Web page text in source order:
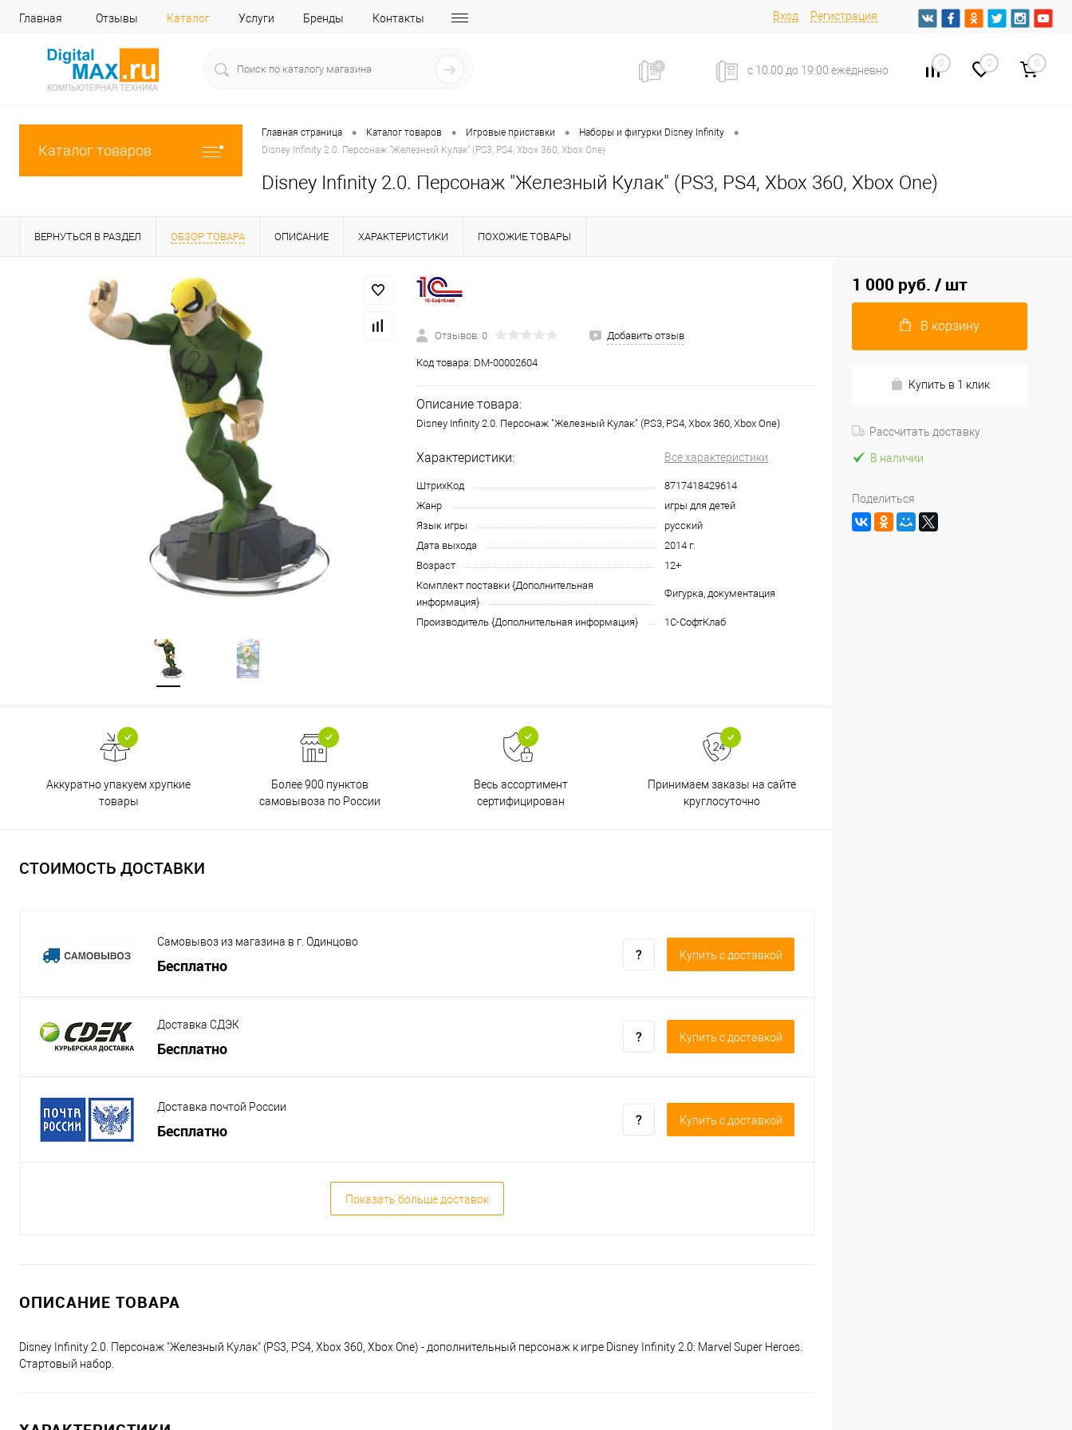
Главная Отзывы Каталог Услуги Бренды Контакты Вход Регистрация
с 10.00 до 19:00 ежедневно
0 0 0
Каталог товаров
Главная страница • Каталог товаров • Игровые приставки • Наборы и фигурки Disney Infinity •
Disney Infinity 2.0. Персонаж "Железный Кулак" (PS3, PS4, Xbox 360, Xbox One)
Disney Infinity 2.0. Персонаж "Железный Кулак" (PS3, PS4, Xbox 360, Xbox One)
ВЕРНУТЬСЯ В РАЗДЕЛ ОБЗОР ТОВАРА ОПИСАНИЕ ХАРАКТЕРИСТИКИ ПОХОЖИЕ ТОВАРЫ
Отзывов: 0 Добавить отзыв
Код товара: DM-00002604
Описание товара:
Disney Infinity 2.0. Персонаж "Железный Кулак" (PS3, PS4, Xbox 360, Xbox One)
Характеристики: Все характеристики
ШтрихКод
8717418429614
Жанр
игры для детей
Язык игры
русский
Дата выхода
2014 г.
Возраст
12+
Комплект поставки {Дополнительная
информация}
Фигурка, документация
Производитель {Дополнительная информация} 1С-СофтКлаб
Аккуратно упакуем хрупкие
товары
Более 900 пунктов
самовывоза по России
Весь ассортимент
сертифицирован
Принимаем заказы на сайте
круглосуточно
СТОИМОСТЬ ДОСТАВКИ
Самовывоз из магазина в г. Одинцово
Бесплатно
Купить c доставкой
Доставка СДЭК
Бесплатно
Купить c доставкой
Доставка почтой России
Бесплатно
Купить c доставкой
Показать больше доставок
ОПИСАНИЕ ТОВАРА
Disney Infinity 2.0. Персонаж "Железный Кулак" (PS3, PS4, Xbox 360, Xbox One) - дополнительный персонаж к игре Disney Infinity 2.0: Marvel Super Heroes.
Стартовый набор.
1 000 руб. / шт
В корзину
Купить в 1 клик
Рассчитать доставку
В наличии
Поделиться